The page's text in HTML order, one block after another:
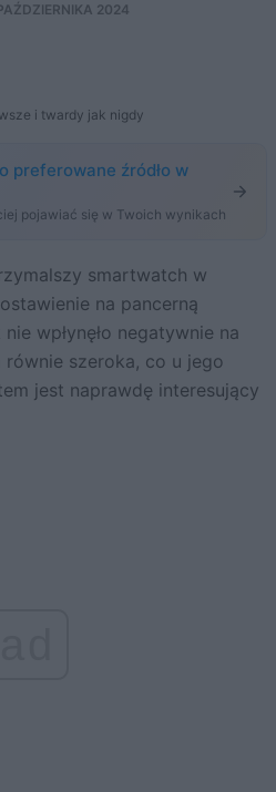
2024
i twardy jak nigdy
preferowane źródło w
pojawiać się w Twoich wynikach
na pancerną
wpłynęło negatywnie na
szeroka, co u jego
jest naprawdę interesujący